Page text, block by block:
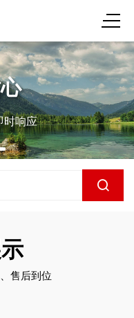
时响应
售后到位